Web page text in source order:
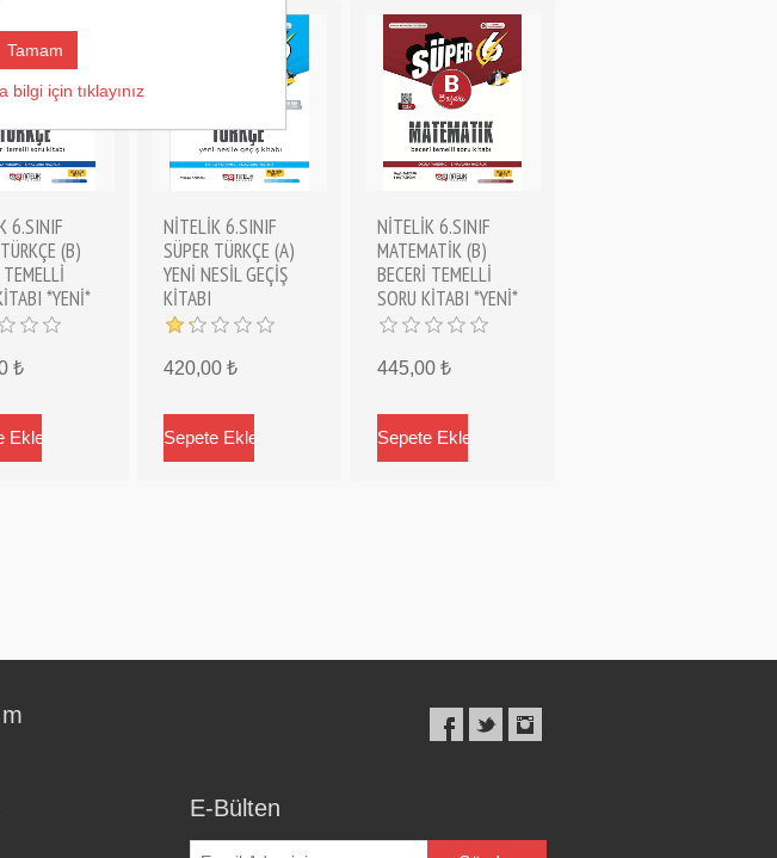
6.SINIF
(B)
*YENİ*
₺
NİTELİK 6.SINIF
SÜPER TÜRKÇE (A)
YENİ NESİL GEÇİŞ
KİTABI
420,00 ₺
NİTELİK 6.SINIF
MATEMATİK (B)
BECERİ TEMELLİ
SORU KİTABI *YENİ*
445,00 ₺
E-Bülten
Tamam
bilgi için tıklayınız